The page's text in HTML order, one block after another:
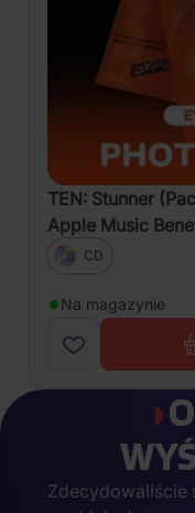
TEN: Stunner
Apple Music
CD
Na magazynie
Zdecydowaliście